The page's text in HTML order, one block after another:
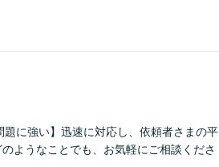
題に強い】迅速に対応し、依頼者さまの平
ようなことでも、お気軽にご相談くださ